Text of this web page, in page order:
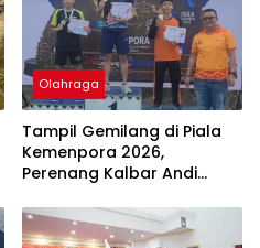
Olahraga
Tampil Gemilang di Piala
Kemenpora 2026,
Perenang Kalbar Andi
Medali dan Raih Gelar
Perenang Terbaik